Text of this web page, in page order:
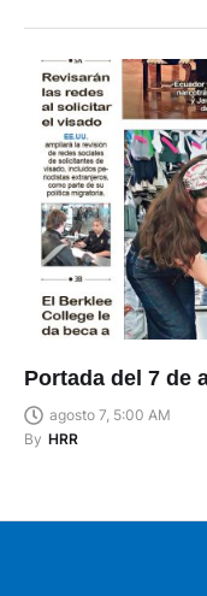
Portada del 7 de
agosto 7, 5:00 AM
By HRR